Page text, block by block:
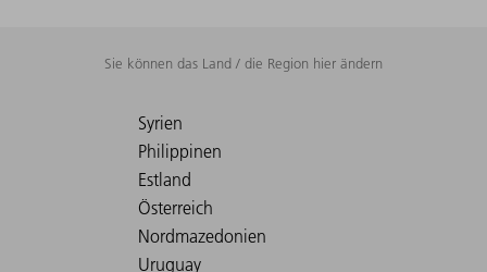
Sie können das Land / die Region hier ändern